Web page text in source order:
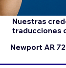
Nuestras
traducciones
Newport AR